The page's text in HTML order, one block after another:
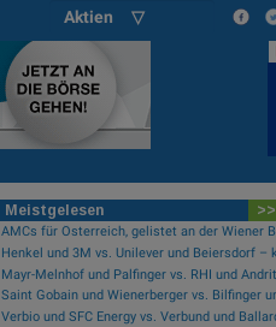
Aktien ▽
Meistgelesen
AMCs für Österreich, gelistet an der Wiener